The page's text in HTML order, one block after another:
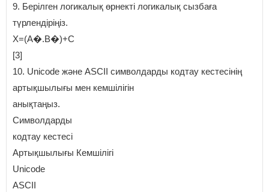
9. Берілген логикалық өрнекті логикалық сызбаға
түрлендіріңіз.
Х=(А�.В�)+С
[3]
10. Unicode және ASCII символдарды кодтау кестесінің
артықшылығы мен кемшілігін
анықтаңыз.
Символдарды
кодтау кестесі
Артықшылығы Кемшілігі
Unicode
ASCII